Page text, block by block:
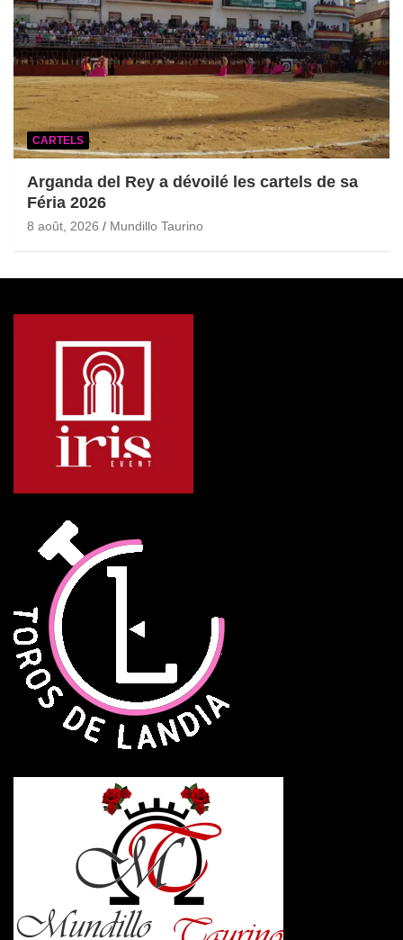
CARTELS
Arganda del Rey a dévoilé les cartels de sa
Féria 2026
8 août, 2026 Mundillo Taurino